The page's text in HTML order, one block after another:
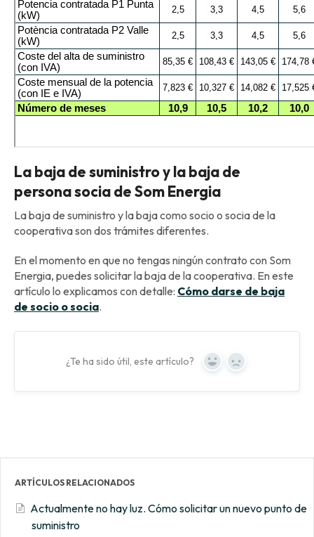
La baja de suministro y la baja de
persona socia de Som Energia
La baja de suministro y la baja como socio o socia de la
cooperativa son dos trámites diferentes.
En el momento en que no tengas ningún contrato con Som
Energia, puedes solicitar la baja de la cooperativa. En este
artículo lo explicamos con detalle: Cómo darse de baja
de socio o socia.
¿Te ha sido útil, este artículo? Yes No
ARTÍCULOS RELACIONADOS
Actualmente no hay luz. Cómo solicitar un nuevo punto de
suministro